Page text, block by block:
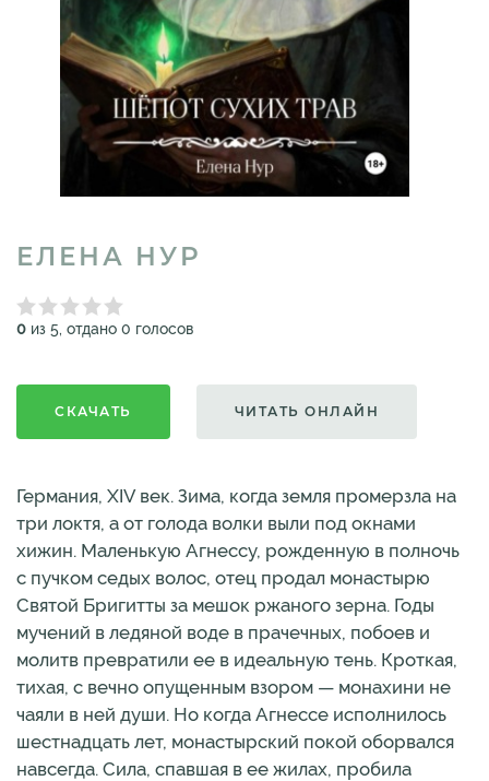
ЕЛЕНА НУР
0 из 5, отдано 0 голосов
СКАЧАТЬ ЧИТАТЬ ОНЛАЙН
Германия, XIV век. Зима, когда земля промерзла на
три локтя, а от голода волки выли под окнами
хижин. Маленькую Агнессу, рожденную в полночь
с пучком седых волос, отец продал монастырю
Святой Бригитты за мешок ржаного зерна. Годы
мучений в ледяной воде в прачечных, побоев и
молитв превратили ее в идеальную тень. Кроткая,
тихая, с вечно опущенным взором — монахини не
чаяли в ней души. Но когда Агнессе исполнилось
шестнадцать лет, монастырский покой оборвался
навсегда. Сила, спавшая в ее жилах, пробила